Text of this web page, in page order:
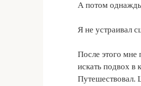
А потом однажды
Я не устраивал
После этого мне
искать подвох в
Путешествовал.